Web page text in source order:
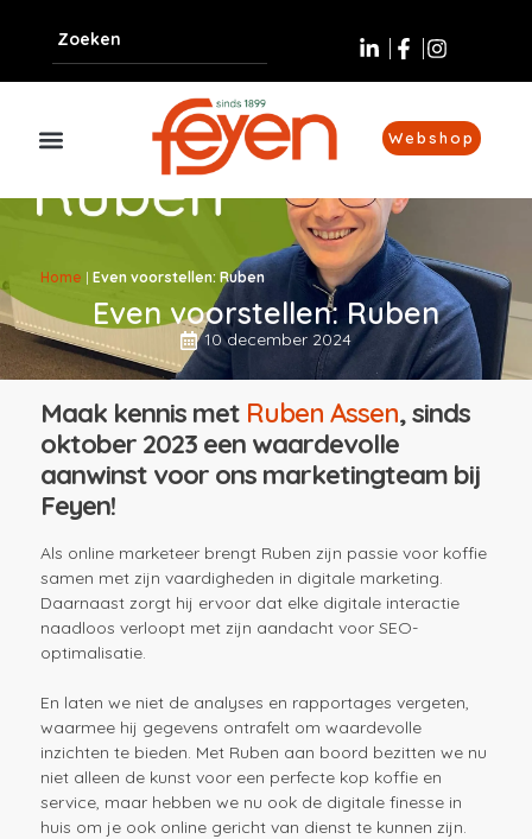
Webshop
Home | Even voorstellen: Ruben
Even voorstellen: Ruben
10 december 2024
Maak kennis met Ruben Assen, sinds
oktober 2023 een waardevolle
aanwinst voor ons marketingteam bij
Feyen!
Als online marketeer brengt Ruben zijn passie voor koffie
samen met zijn vaardigheden in digitale marketing.
Daarnaast zorgt hij ervoor dat elke digitale interactie
naadloos verloopt met zijn aandacht voor SEO-
optimalisatie.
En laten we niet de analyses en rapportages vergeten,
waarmee hij gegevens ontrafelt om waardevolle
inzichten te bieden. Met Ruben aan boord bezitten we nu
niet alleen de kunst voor een perfecte kop koffie en
service, maar hebben we nu ook de digitale finesse in
huis om je ook online gericht van dienst te kunnen zijn.